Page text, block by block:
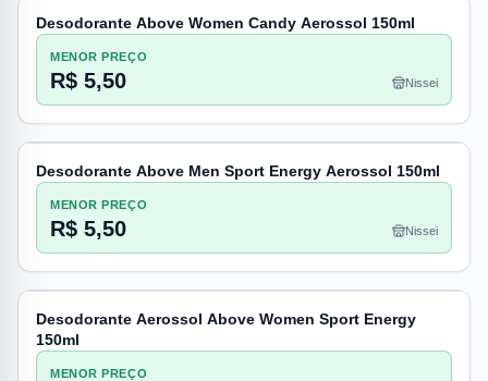
Desodorante Above Women Candy Aerossol 150ml
MENOR PREÇO
R$ 5,50 Nissei
Desodorante Above Men Sport Energy Aerossol 150ml
MENOR PREÇO
R$ 5,50 Nissei
Desodorante Aerossol Above Women Sport Energy
150ml
MENOR PREÇO